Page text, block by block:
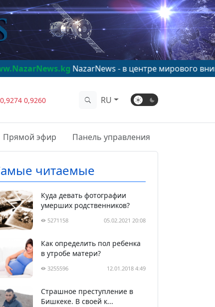
NazarNews - в центре мирового внимания!
0,9274 0,9260 RU
Прямой эфир Панель управления
читаемые
Куда девать фотографии
умерших родственников?
5271158 05.02.2021 20:08
Как определить пол ребенка
в утробе матери?
3255596 12.01.2018 4:49
Страшное преступление в
Бишкеке. В своей к...